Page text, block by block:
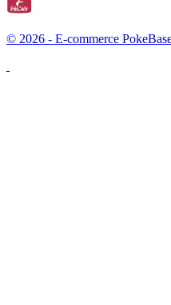
© 2026 - E-commerce